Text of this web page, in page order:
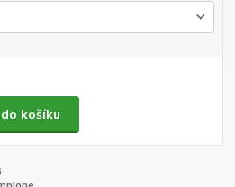
košíku